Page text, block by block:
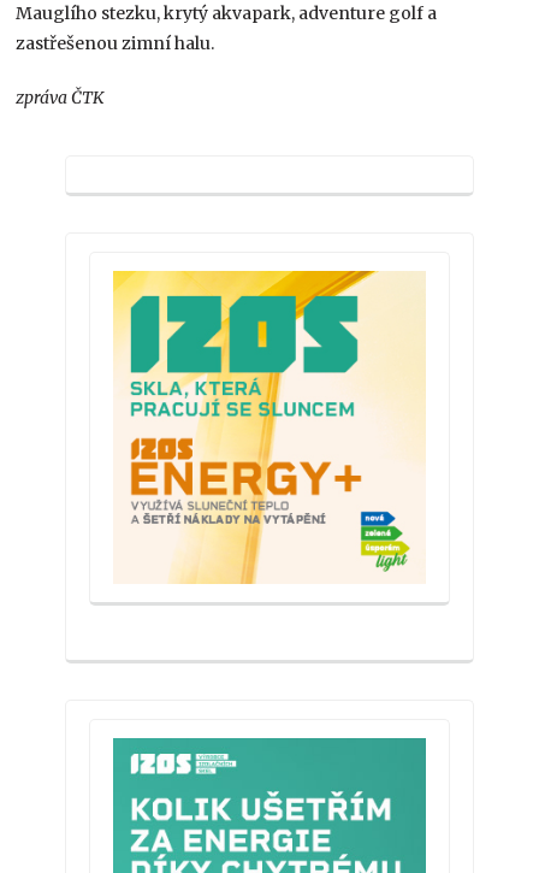
Mauglího stezku, krytý akvapark, adventure golf a
zastřešenou zimní halu.
zpráva ČTK